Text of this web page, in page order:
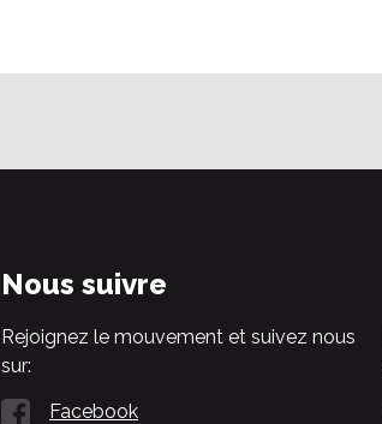
Nous suivre
Rejoignez le mouvement et suivez nous
sur:
Facebook